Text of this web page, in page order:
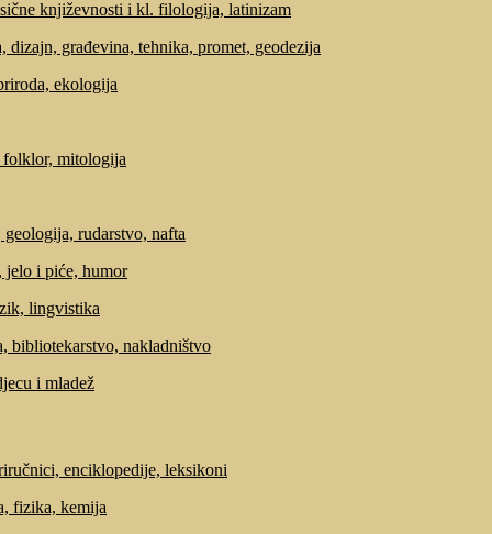
književnosti i kl. filologija, latinizam
dizajn, građevina, tehnika, promet, geodezija
ekologija
mitologija
rudarstvo, nafta
jelo i piće, humor
lingvistika
bibliotekarstvo, nakladništvo
i mladež
enciklopedije, leksikoni
fizika, kemija